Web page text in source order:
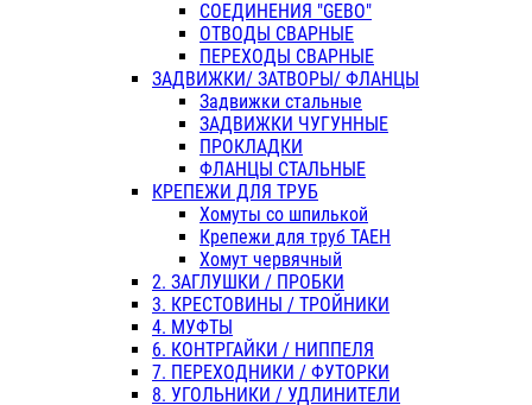
СОЕДИНЕНИЯ "GEBO"
ОТВОДЫ СВАРНЫЕ
ПЕРЕХОДЫ СВАРНЫЕ
ЗАДВИЖКИ/ ЗАТВОРЫ/ ФЛАНЦЫ
Задвижки стальные
ЗАДВИЖКИ ЧУГУННЫЕ
ПРОКЛАДКИ
ФЛАНЦЫ СТАЛЬНЫЕ
КРЕПЕЖИ ДЛЯ ТРУБ
Хомуты со шпилькой
Крепежи для труб ТАЕН
Хомут червячный
2. ЗАГЛУШКИ / ПРОБКИ
3. КРЕСТОВИНЫ / ТРОЙНИКИ
4. МУФТЫ
6. КОНТРГАЙКИ / НИППЕЛЯ
7. ПЕРЕХОДНИКИ / ФУТОРКИ
8. УГОЛЬНИКИ / УДЛИНИТЕЛИ